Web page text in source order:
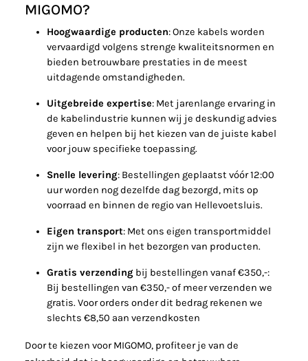
MIGOMO?
Hoogwaardige producten: Onze kabels worden
vervaardigd volgens strenge kwaliteitsnormen en
bieden betrouwbare prestaties in de meest
uitdagende omstandigheden.
Uitgebreide expertise: Met jarenlange ervaring in
de kabelindustrie kunnen wij je deskundig advies
geven en helpen bij het kiezen van de juiste kabel
voor jouw specifieke toepassing.
Snelle levering: Bestellingen geplaatst vóór 12:00
uur worden nog dezelfde dag bezorgd, mits op
voorraad en binnen de regio van Hellevoetsluis.
Eigen transport: Met ons eigen transportmiddel
zijn we flexibel in het bezorgen van producten.
Gratis verzending bij bestellingen vanaf €350,-:
Bij bestellingen van €350,- of meer verzenden we
gratis. Voor orders onder dit bedrag rekenen we
slechts €8,50 aan verzendkosten
Door te kiezen voor MIGOMO, profiteer je van de